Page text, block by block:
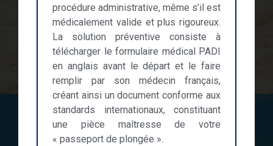
procédure administrative, même s’il est
médicalement valide et plus rigoureux.
La solution préventive consiste à
télécharger le formulaire médical PADI
en anglais avant le départ et le faire
remplir par son médecin français,
créant ainsi un document conforme aux
standards internationaux, constituant
une pièce maîtresse de votre
« passeport de plongée ».